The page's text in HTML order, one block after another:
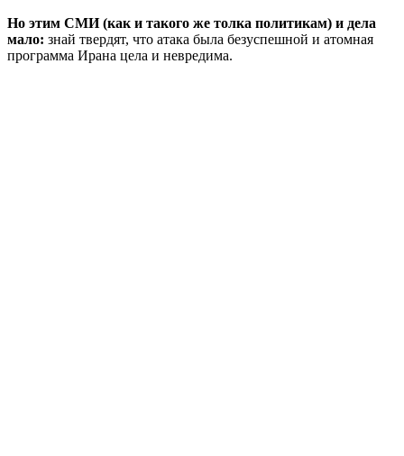
Но этим СМИ (как и такого же толка политикам) и дела
мало: знай твердят, что атака была безуспешной и атомная
программа Ирана цела и невредима.